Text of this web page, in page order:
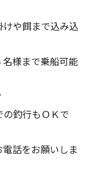
や餌まで込み込
様まで乗船可能
釣行もＯＫで
話をお願いしま